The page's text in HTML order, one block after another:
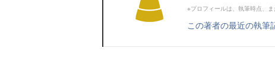
※プロフィールは、執筆時点、
この著者の最近の執筆